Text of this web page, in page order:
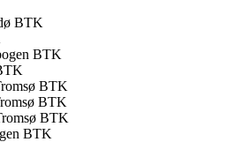
BTK
BTK
BTK
BTK
BTK
BTK